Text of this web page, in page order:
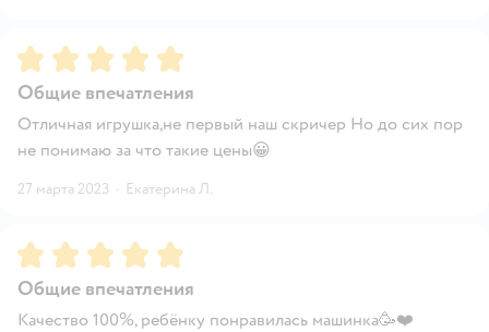
Рейтинг:5
Общие впечатления
Отличная игрушка,не первый наш скричер Но до сих пор
не понимаю за что такие цены😀
27 марта 2023 · Екатерина Л.
Рейтинг:5
Общие впечатления
Качество 100%, ребёнку понравилась машинка🥳❤️